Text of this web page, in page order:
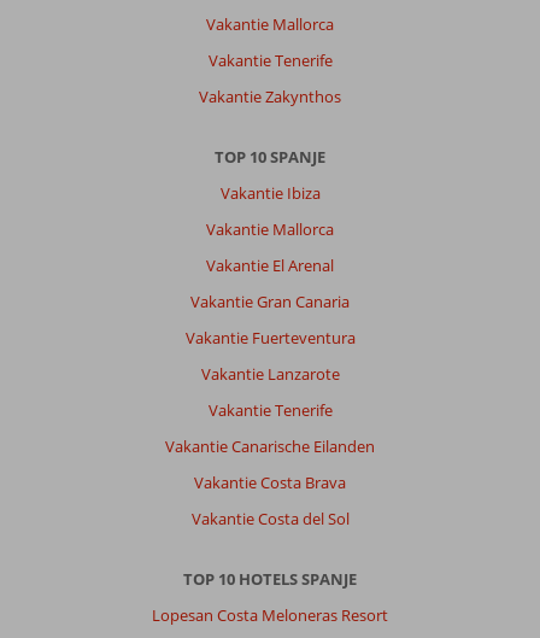
Vakantie Mallorca
Vakantie Tenerife
Vakantie Zakynthos
TOP 10 SPANJE
Vakantie Ibiza
Vakantie Mallorca
Vakantie El Arenal
Vakantie Gran Canaria
Vakantie Fuerteventura
Vakantie Lanzarote
Vakantie Tenerife
Vakantie Canarische Eilanden
Vakantie Costa Brava
Vakantie Costa del Sol
TOP 10 HOTELS SPANJE
Lopesan Costa Meloneras Resort